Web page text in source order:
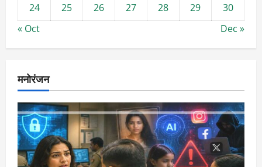
24
25 26 27 28 29
30
« Oct
Dec »
मनोरंजन